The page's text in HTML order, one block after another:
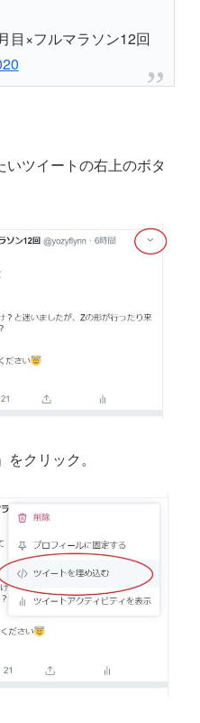
目×フルマラソン12回
いツイートの右上のボタ
クリック。